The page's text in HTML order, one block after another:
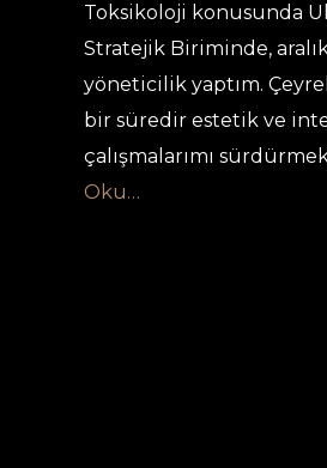
Toksikoloji konusunda
Stratejik Biriminde,
yöneticilik yaptım.
bir süredir estetik ve
çalışmalarımı
Oku…